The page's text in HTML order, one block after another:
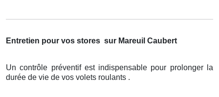
Entretien pour vos stores sur Mareuil Caubert
Un contrôle préventif est indispensable pour prolonger la
durée de vie de vos volets roulants .